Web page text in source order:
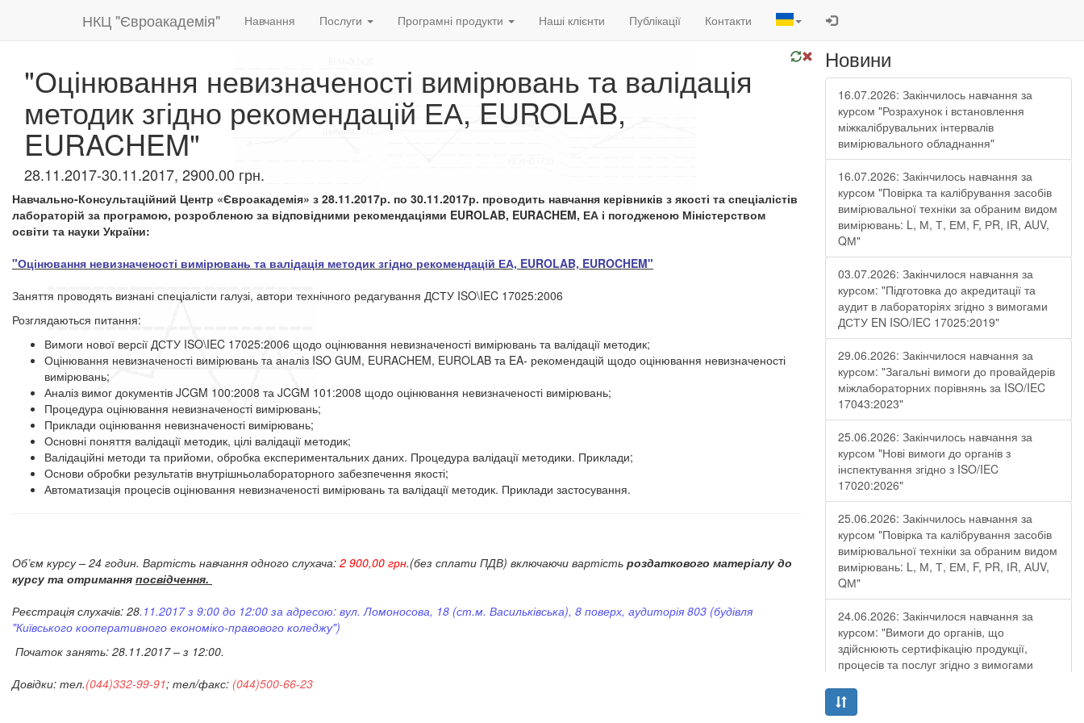
НКЦ "Євроакадемія" Навчання Послуги Програмні продукти Наші клієнти Публікації Контакти
"Оцінювання невизначеності вимірювань та валідація
методик згідно рекомендацій ЕА, EUROLAB,
EURACHEM"
28.11.2017-30.11.2017, 2900.00 грн.
Навчально-Консультаційний Центр «Євроакадемія» з 28.11.2017р. по 30.11.2017р. проводить навчання керівників з якості та спеціалістів
лабораторій за програмою, розробленою за відповідними рекомендаціями EUROLAB, EURACHEM, ЕА і погодженою Міністерством
освіти та науки України:
"Оцінювання невизначеності вимірювань та валідація методик згідно рекомендацій ЕА, EUROLAB, EUROCHEM"
Заняття проводять визнані спеціалісти галузі, автори технічного редагування ДСТУ ISO\IEC 17025:2006
Розглядаються питання:
Вимоги нової версії ДСТУ ISO\IEC 17025:2006 щодо оцінювання невизначеності вимірювань та валідації методик;
Оцінювання невизначеності вимірювань та аналіз ISO GUM, EURACHEM, EUROLAB та EA- рекомендацій щодо оцінювання невизначеності
вимірювань;
Аналіз вимог документів JCGM 100:2008 та JCGM 101:2008 щодо оцінювання невизначеності вимірювань;
Процедура оцінювання невизначеності вимірювань;
Приклади оцінювання невизначеності вимірювань;
Основні поняття валідації методик, цілі валідації методик;
Валідаційні методи та прийоми, обробка експериментальних даних. Процедура валідації методики. Приклади;
Основи обробки результатів внутрішньолабораторного забезпечення якості;
Автоматизація процесів оцінювання невизначеності вимірювань та валідації методик. Приклади застосування.
Об’єм курсу – 24 годин. Вартість навчання одного слухача: 2 900,00 грн.(без сплати ПДВ) включаючи вартість роздаткового матеріалу до
курсу та отримання посвідчення.
Реєстрація слухачів: 28.11.2017 з 9:00 до 12:00 за адресою: вул. Ломоносова, 18 (ст.м. Васильківська), 8 поверх, аудиторія 803 (будівля
"Київського кооперативного економіко-правового коледжу")
Початок занять: 28.11.2017 – з 12:00.
Довідки: тел.(044)332-99-91; тел/факс: (044)500-66-23
Новини
16.07.2026: Закінчилось навчання за
курсом "Розрахунок і встановлення
міжкалібрувальних інтервалів
вимірювального обладнання"
16.07.2026: Закінчилось навчання за
курсом "Повірка та калібрування засобів
вимірювальної техніки за обраним видом
вимірювань: L, М, Т, ЕМ, F, РR, ІR, АUV,
QМ"
03.07.2026: Закінчилося навчання за
курсом: "Підготовка до акредитації та
аудит в лабораторіях згідно з вимогами
ДСТУ EN ISO/IEC 17025:2019"
29.06.2026: Закінчилося навчання за
курсом: "Загальні вимоги до провайдерів
міжлабораторних порівнянь за ISO/IEC
17043:2023"
25.06.2026: Закінчилось навчання за
курсом "Нові вимоги до органів з
інспектування згідно з ISO/IEC
17020:2026"
25.06.2026: Закінчилось навчання за
курсом "Повірка та калібрування засобів
вимірювальної техніки за обраним видом
вимірювань: L, М, Т, ЕМ, F, РR, ІR, АUV,
QМ"
24.06.2026: Закінчилося навчання за
курсом: "Вимоги до органів, що
здійснюють сертифікацію продукції,
процесів та послуг згідно з вимогами
19.06.2026: Закінчилося навчання за